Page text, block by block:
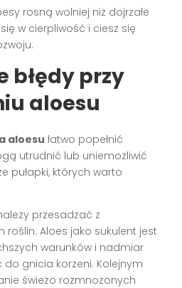
rosną wolniej niż dojrzałe
w cierpliwość i ciesz się
błędy przy
aloesu
aloesu łatwo popełnić
utrudnić lub uniemożliwić
pułapki, których warto
przesadzać z
roślin. Aloes jako sukulent jest
warunków i nadmiar
gnicia korzeni. Kolejnym
świeżo rozmnożonych